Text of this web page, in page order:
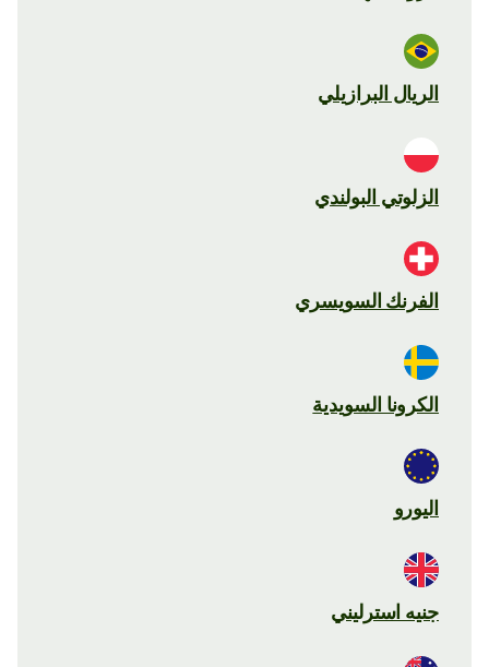
الريال البرازيلي
الزلوتي البولندي
الفرنك السويسري
الكرونا السويدية
اليورو
جنيه استرليني